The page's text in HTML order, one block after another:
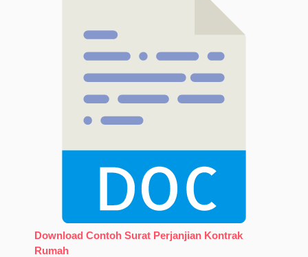
Download Contoh Surat Perjanjian Kontrak
Rumah